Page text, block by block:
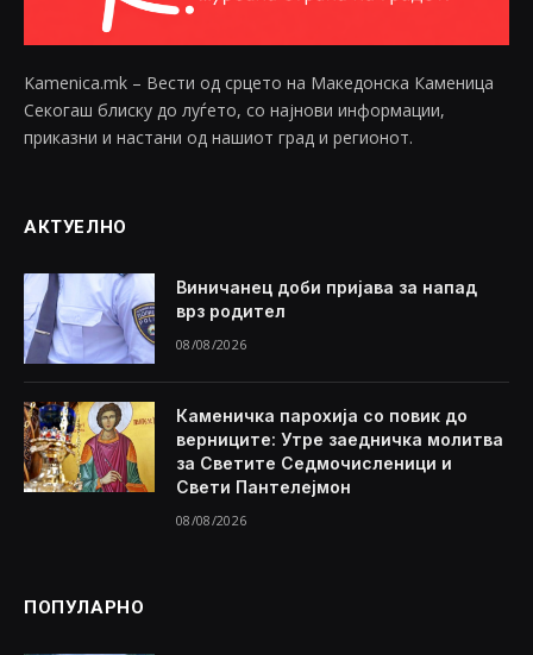
Kamenica.mk – Вести од срцето на Македонска Каменица
Секогаш блиску до луѓето, со најнови информации,
приказни и настани од нашиот град и регионот.
АКТУЕЛНО
Виничанец доби пријава за напад
врз родител
08/08/2026
Каменичка парохија со повик до
верниците: Утре заедничка молитва
за Светите Седмочисленици и
Свети Пантелејмон
08/08/2026
ПОПУЛАРНО